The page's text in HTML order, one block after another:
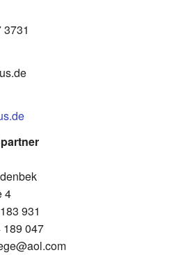
3731
4
931
189 047